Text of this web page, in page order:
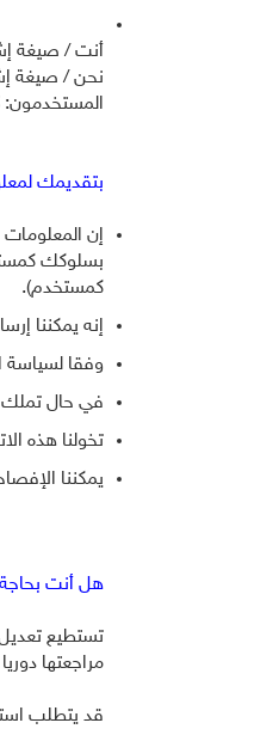
أنت / صيغة
نحن / صيغة
المستخدمون:
بتقديمك
إن
بسلوكك
كمستخدم).
إنه يمكننا
وفقا لسياسة
في حال تملك
تخولنا هذه
يمكننا
هل أنت بحاجة
تستطيع
مراجعتها
قد يتطلب